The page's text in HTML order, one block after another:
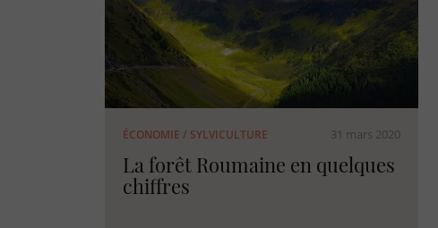
ÉCONOMIE / SYLVICULTURE 31 mars 2020
La forêt Roumaine en quelques
chiffres